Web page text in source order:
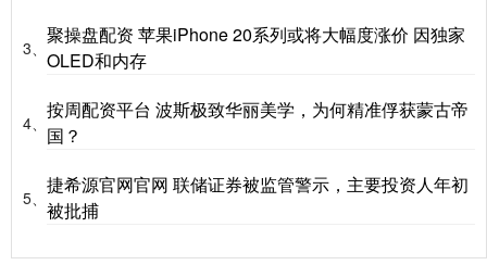
3、
聚操盘配资 苹果iPhone 20系列或将大幅度涨价 因独家
OLED和内存
4、
按周配资平台 波斯极致华丽美学，为何精准俘获蒙古帝
国？
5、
捷希源官网官网 联储证券被监管警示，主要投资人年初
被批捕